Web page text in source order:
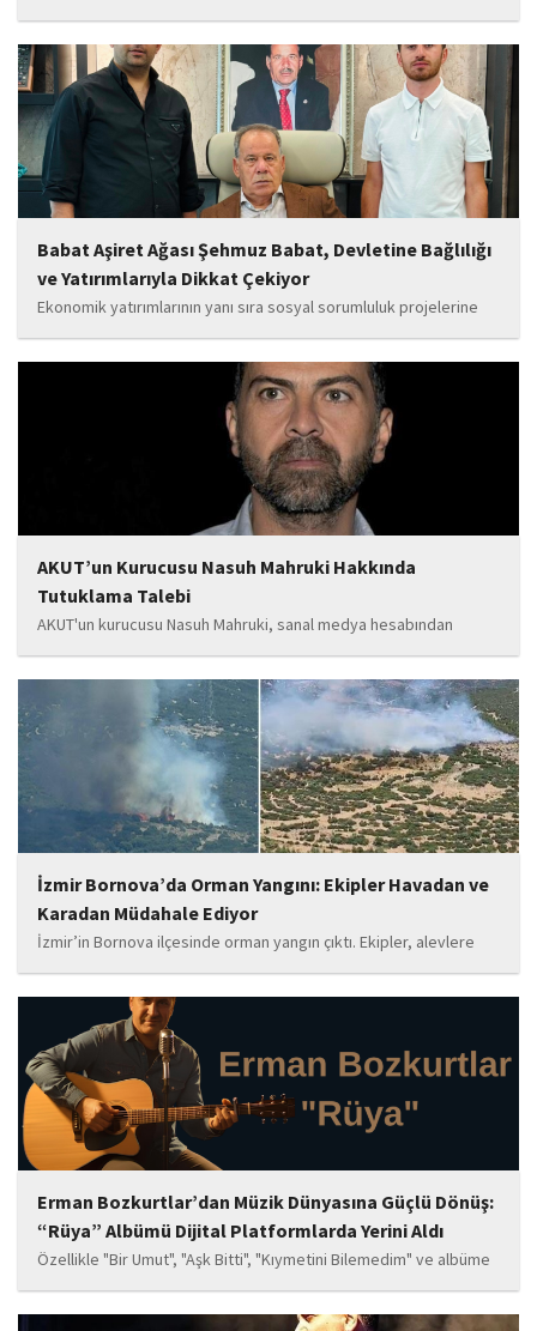
ve manevi değerleri güçlendiren çalışmalarla da gençlerimizin
yanında olacağız. Sultangazi'de birlik ve beraberlik ruhunu daha
da güçlendirecek projeleri hayata geçirmek için ekip...
Babat Aşiret Ağası Şehmuz Babat, Devletine Bağlılığı
ve Yatırımlarıyla Dikkat Çekiyor
Ekonomik yatırımlarının yanı sıra sosyal sorumluluk projelerine
de önem veren Babat'ın, eğitim alanında bir lise ile iki okulun
yapımına katkı sunduğu, ayrıca Şırnak'ın çeşitli noktalarında
tamamlanan ve yapımı devam eden...
AKUT’un Kurucusu Nasuh Mahruki Hakkında
Tutuklama Talebi
AKUT'un kurucusu Nasuh Mahruki, sanal medya hesabından
yaptığı '15 Temmuz' paylaşımı nedeniyle 'Halkı kin ve düşmanlığa
tahrik veya aşağılama' suçundan gözaltına alındı. Mahruki,
tutuklama talebiyle Sulh Ceza Hakimliği'ne sevk edildi.
İzmir Bornova’da Orman Yangını: Ekipler Havadan ve
Karadan Müdahale Ediyor
İzmir’in Bornova ilçesinde orman yangın çıktı. Ekipler, alevlere
havadan ve karadan müdahale ediyor.
Erman Bozkurtlar’dan Müzik Dünyasına Güçlü Dönüş:
“Rüya” Albümü Dijital Platformlarda Yerini Aldı
Özellikle "Bir Umut", "Aşk Bitti", "Kıymetini Bilemedim" ve albüme
adını veren "Rüya" parçalarının kısa süre içerisinde öne çıkan
eserler arasında yer alması bekleniyor. Albüm, sanatçının önceki